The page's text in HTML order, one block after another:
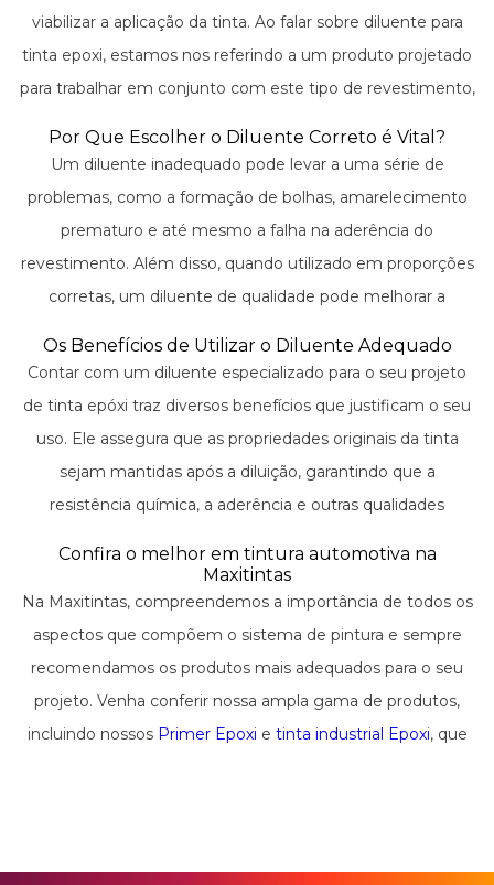
essencial em todo o processo de pintura e manutenção
industrial.
viabilizar a aplicação da tinta. Ao falar sobre diluente para
tinta epoxi, estamos nos referindo a um produto projetado
para trabalhar em conjunto com este tipo de revestimento,
proporcionando uma aplicação suave que resultará em uma
superfície lisa e homogênea. Os diluentes para epóxi são
geralmente formulados com solventes que possuem a
capacidade de se misturar bem com a resina epóxi sem
afetar suas propriedades de cura, aderência e resistência
Por Que Escolher o Diluente Correto é Vital?
Um diluente inadequado pode levar a uma série de
problemas, como a formação de bolhas, amarelecimento
prematuro e até mesmo a falha na aderência do
revestimento. Além disso, quando utilizado em proporções
corretas, um diluente de qualidade pode melhorar a
o nivelamento e o acabamento, evitando marcas de pincel
ou rolo e promovendo uma secagem mais uniforme.
Os Benefícios de Utilizar o Diluente Adequado
Contar com um diluente especializado para o seu projeto
de tinta epóxi traz diversos benefícios que justificam o seu
uso. Ele assegura que as propriedades originais da tinta
sejam mantidas após a diluição, garantindo que a
resistência química, a aderência e outras qualidades
do diluente também significa estar alinhado com as
melhores práticas de segurança e saúde ocupacional, já que
a manipulação e aplicação da tinta ocorrem de maneira
mais controlada e previsível.
Confira o melhor em tintura automotiva na
Maxitintas
Na Maxitintas, compreendemos a importância de todos os
aspectos que compõem o sistema de pintura e sempre
recomendamos os produtos mais adequados para o seu
projeto. Venha conferir nossa ampla gama de produtos,
incluindo nossos Primer Epoxi e tinta industrial Epoxi, que